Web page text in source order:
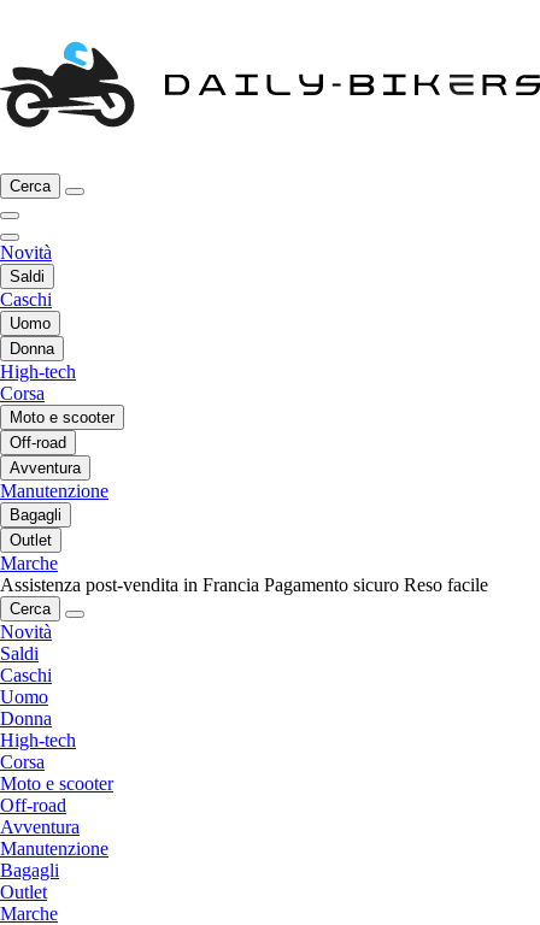
Cerca
Novità
Saldi
Caschi
Uomo
Donna
High-tech
Corsa
Moto e scooter
Off-road
Avventura
Manutenzione
Bagagli
Outlet
Marche
Assistenza post-vendita in Francia Pagamento sicuro Reso facile
Cerca
Novità
Saldi
Caschi
Uomo
Donna
High-tech
Corsa
Moto e scooter
Off-road
Avventura
Manutenzione
Bagagli
Outlet
Marche